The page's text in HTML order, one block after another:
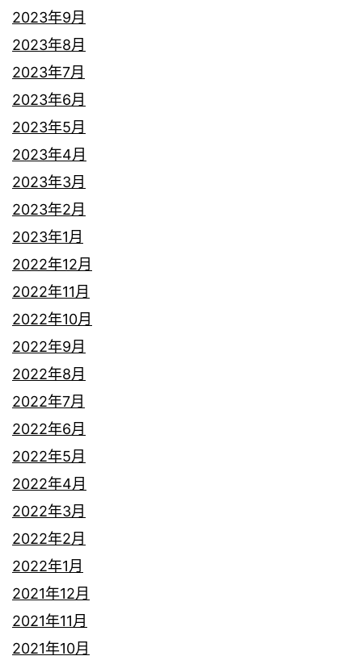
2023年9月
2023年8月
2023年7月
2023年6月
2023年5月
2023年4月
2023年3月
2023年2月
2023年1月
2022年12月
2022年11月
2022年10月
2022年9月
2022年8月
2022年7月
2022年6月
2022年5月
2022年4月
2022年3月
2022年2月
2022年1月
2021年12月
2021年11月
2021年10月